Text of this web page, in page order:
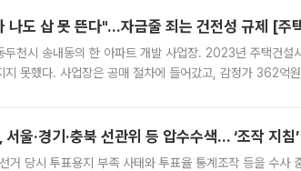
나도 삽 못 뜬다"…자금줄 죄는 건전성 규제 [
두천시 송내동의 한 아파트 개발 사업장. 2023년 주택건설
지 못했다. 사업장은 공매 절차에 들어갔고, 감정가 362억
서울·경기·충북 선관위 등 압수수색… ‘조작 지침
거 당시 투표용지 부족 사태와 투표율 통계조작 등을 수사